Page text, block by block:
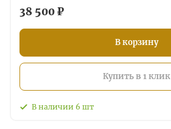
38 500 ₽
В корзину
Купить в 1 клик
В наличии 6 шт